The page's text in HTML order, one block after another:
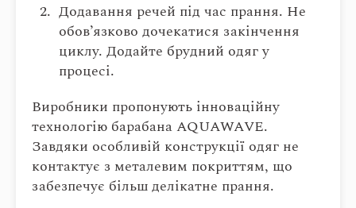
Додавання речей під час прання. Не
обов’язково дочекатися закінчення
циклу. Додайте брудний одяг у
процесі.
Виробники пропонують інноваційну
технологію барабана AQUAWAVE.
Завдяки особливій конструкції одяг не
контактує з металевим покриттям, що
забезпечує більш делікатне прання.